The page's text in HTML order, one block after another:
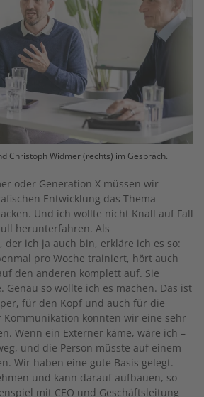
Christoph Widmer (rechts) im Gespräch.
oder Generation X müssen wir
Entwicklung das Thema
Und ich wollte nicht Knall auf Fall
herunterfahren. Als
der ich ja auch bin, erkläre ich es so:
pro Woche trainiert, hört auch
den anderen komplett auf. Sie
so wollte ich es machen. Das ist
für den Kopf und auch für die
Kommunikation konnten wir eine sehr
Wenn ein Externer käme, wäre ich –
und die Person müsste auf einem
Wir haben eine gute Basis gelegt.
und kann darauf aufbauen, so
mit CEO und Geschäftsleitung